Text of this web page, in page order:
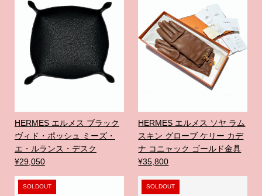
HERMES エルメス ブラック
ヴィド・ポッシュ ミーズ・
エ・ルランス・デスク
¥29,050
HERMES エルメス ソヤ ラム
スキン グローブ ケリー カデ
ナ コニャック ゴールド金具
¥35,800
SOLDOUT SOLDOUT